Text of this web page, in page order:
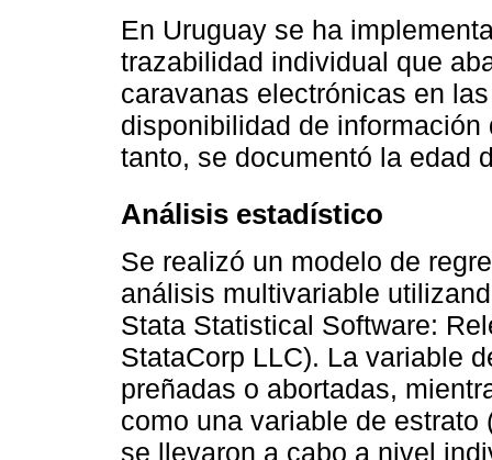
En Uruguay se ha
trazabilidad individual que
caravanas electrónicas en
disponibilidad de
tanto, se documentó la edad
Análisis estadístico
Se realizó un modelo de
análisis multivariable
Stata Statistical Software:
StataCorp LLC). La variable
preñadas o abortadas,
como una variable de
se llevaron a cabo a nivel